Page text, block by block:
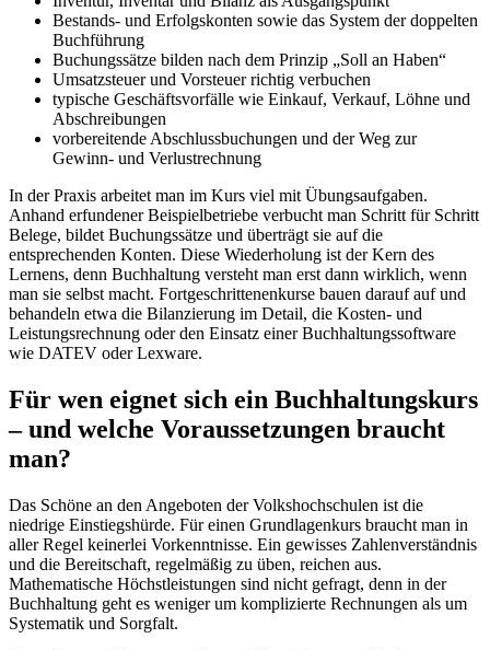
Bestands- und Erfolgskonten sowie das System der doppelten
Buchführung
Buchungssätze bilden nach dem Prinzip „Soll an Haben“
Umsatzsteuer und Vorsteuer richtig verbuchen
typische Geschäftsvorfälle wie Einkauf, Verkauf, Löhne und
Abschreibungen
vorbereitende Abschlussbuchungen und der Weg zur
Gewinn- und Verlustrechnung
In der Praxis arbeitet man im Kurs viel mit Übungsaufgaben.
Anhand erfundener Beispielbetriebe verbucht man Schritt für Schritt
Belege, bildet Buchungssätze und überträgt sie auf die
entsprechenden Konten. Diese Wiederholung ist der Kern des
Lernens, denn Buchhaltung versteht man erst dann wirklich, wenn
man sie selbst macht. Fortgeschrittenenkurse bauen darauf auf und
behandeln etwa die Bilanzierung im Detail, die Kosten- und
Leistungsrechnung oder den Einsatz einer Buchhaltungssoftware
wie DATEV oder Lexware.
Für wen eignet sich ein Buchhaltungskurs
– und welche Voraussetzungen braucht
man?
Das Schöne an den Angeboten der Volkshochschulen ist die
niedrige Einstiegshürde. Für einen Grundlagenkurs braucht man in
aller Regel keinerlei Vorkenntnisse. Ein gewisses Zahlenverständnis
und die Bereitschaft, regelmäßig zu üben, reichen aus.
Mathematische Höchstleistungen sind nicht gefragt, denn in der
Buchhaltung geht es weniger um komplizierte Rechnungen als um
Systematik und Sorgfalt.